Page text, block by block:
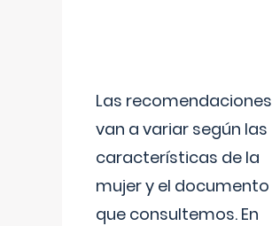
Las recomendaciones
van a variar según las
características de la
mujer y el documento
que consultemos. En